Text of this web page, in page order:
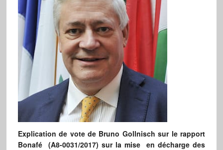
Explication de vote de Bruno Gollnisch sur le rapport
Bonafé (A8-0031/2017) sur la mise en décharge des